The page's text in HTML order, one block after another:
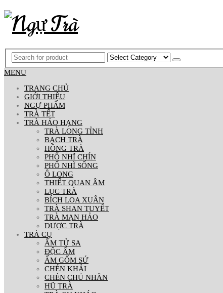
MENU
TRANG CHỦ
GIỚI THIỆU
NGỰ PHẨM
TRÀ TẾT
TRÀ HẢO HẠNG
TRÀ LONG TỈNH
BẠCH TRÀ
HỒNG TRÀ
PHỔ NHĨ CHÍN
PHỔ NHĨ SỐNG
Ô LONG
THIẾT QUAN ÂM
LỤC TRÀ
BÍCH LOA XUÂN
TRÀ SHAN TUYẾT
TRÀ MẠN HẢO
DƯỢC TRÀ
TRÀ CỤ
ẤM TỬ SA
ĐỘC ẨM
ẤM GỐM SỨ
CHÉN KHẢI
CHÉN CHỦ NHÂN
HŨ TRÀ